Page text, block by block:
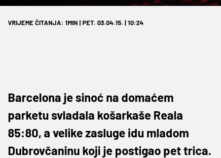
VRIJEME ČITANJA: 1MIN | PET. 03.04.15. | 10:24
Barcelona je sinoć na domaćem
parketu svladala košarkaše Reala
85:80, a velike zasluge idu mladom
Dubrovčaninu koji je postigao pet trica.